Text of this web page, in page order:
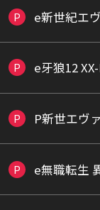
P e新世紀エ
P e牙狼12
P P新世エヴ
P e無職転生